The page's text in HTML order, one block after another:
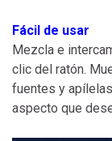
Fácil de usar
Mezcla e
clic del ratón.
fuentes y
aspecto que